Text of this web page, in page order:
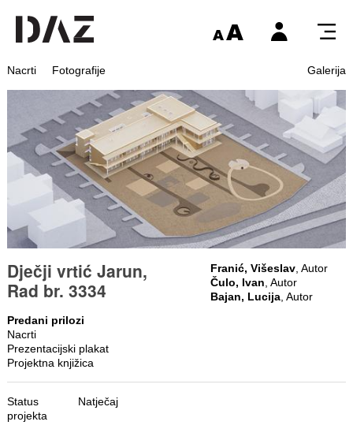
Nacrti Fotografije Galerija
Dječji vrtić Jarun,
Rad br. 3334
Franić, Višeslav , Autor
Čulo, Ivan , Autor
Bajan, Lucija , Autor
Predani prilozi
Nacrti
Prezentacijski plakat
Projektna knjižica
Status
projekta
Natječaj